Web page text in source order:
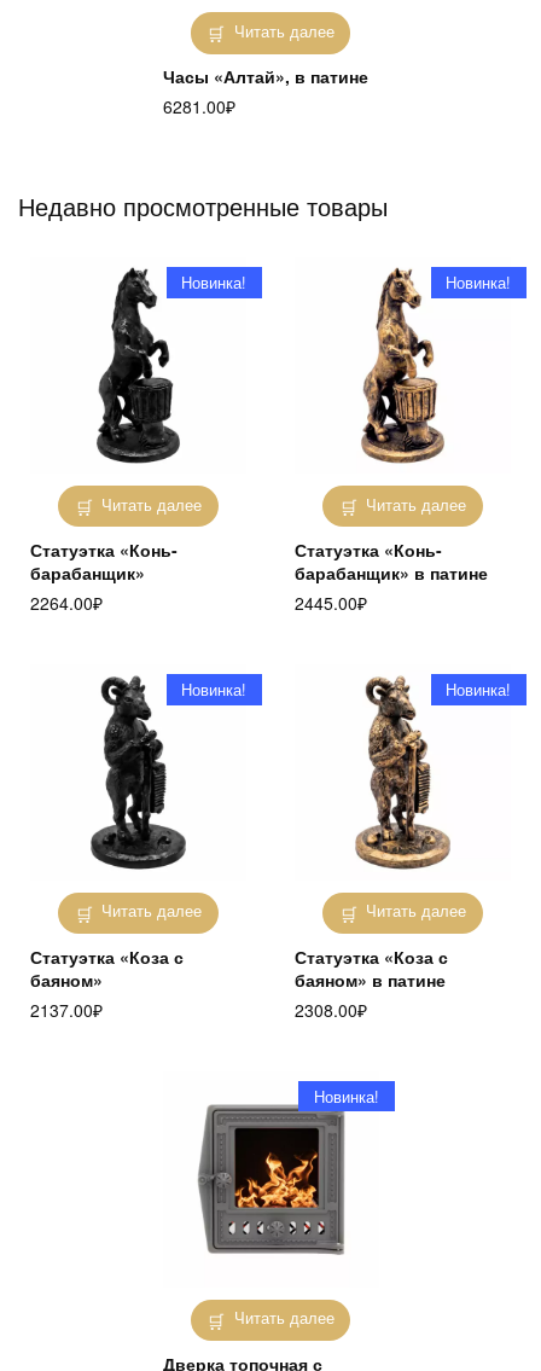
Читать далее
Часы «Алтай», в патине
6281.00₽
Недавно просмотренные товары
Читать далее
Новинка!
Статуэтка «Конь-
барабанщик»
2264.00₽
Читать далее
Новинка!
Статуэтка «Конь-
барабанщик» в патине
2445.00₽
Читать далее
Новинка!
Статуэтка «Коза с
баяном»
2137.00₽
Читать далее
Новинка!
Статуэтка «Коза с
баяном» в патине
2308.00₽
Читать далее
Новинка!
Дверка топочная с